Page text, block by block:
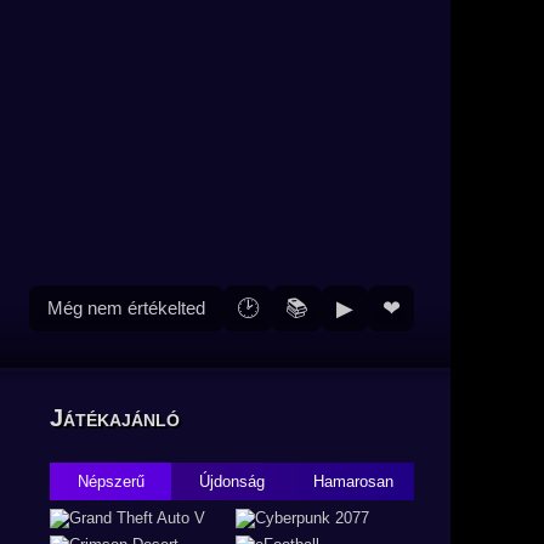
Még nem értékelted 🕑 📚 ▶ ❤
Játékajánló
Népszerű Újdonság Hamarosan